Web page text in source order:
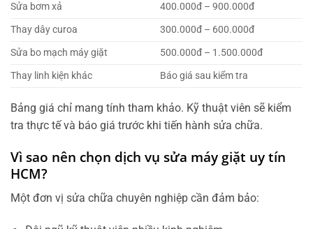
Sửa bơm xả
400.000đ – 900.000đ
Thay dây curoa
300.000đ – 600.000đ
Sửa bo mạch máy giặt
500.000đ – 1.500.000đ
Thay linh kiện khác
Báo giá sau kiểm tra
Bảng giá chỉ mang tính tham khảo. Kỹ thuật viên sẽ kiểm
tra thực tế và báo giá trước khi tiến hành sửa chữa.
Vì sao nên chọn dịch vụ sửa máy giặt uy tín
HCM?
Một đơn vị sửa chữa chuyên nghiệp cần đảm bảo: